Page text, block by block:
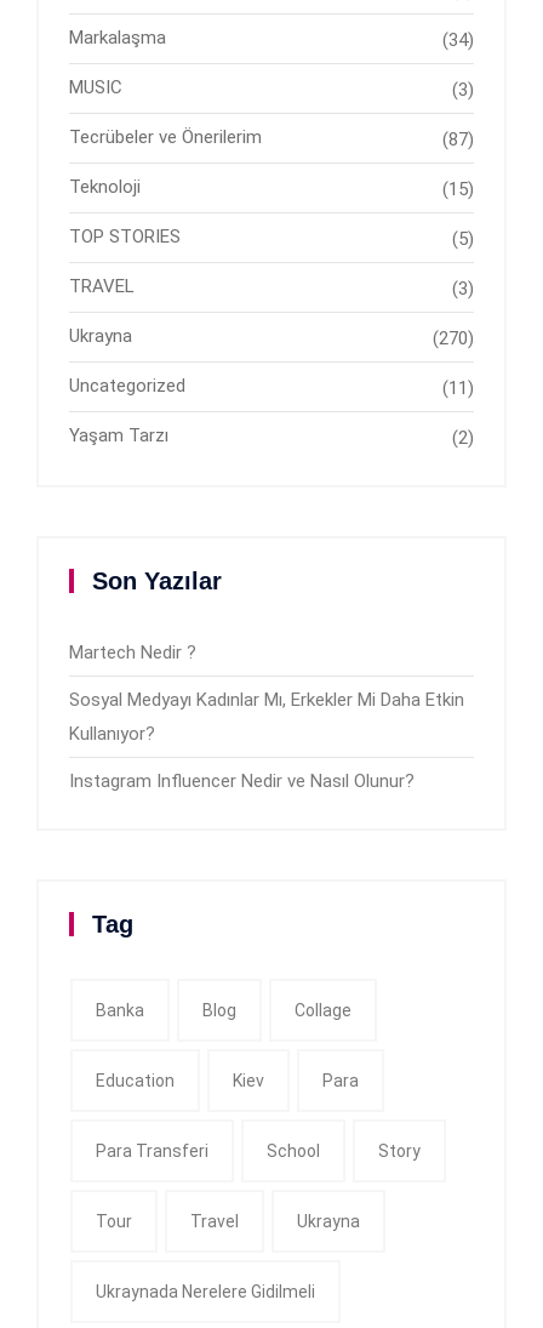
Markalaşma (34)
MUSIC (3)
Tecrübeler ve Önerilerim (87)
Teknoloji (15)
TOP STORIES (5)
TRAVEL (3)
Ukrayna (270)
Uncategorized (11)
Yaşam Tarzı (2)
Son Yazılar
Martech Nedir ?
Sosyal Medyayı Kadınlar Mı, Erkekler Mi Daha Etkin
Kullanıyor?
Instagram Influencer Nedir ve Nasıl Olunur?
Tag
Banka Blog Collage
Education Kiev Para
Para Transferi School Story
Tour Travel Ukrayna
Ukraynada Nerelere Gidilmeli